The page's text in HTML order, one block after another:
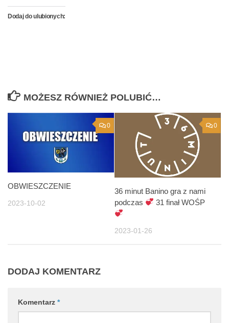
Dodaj do ulubionych:
MOŻESZ RÓWNIEŻ POLUBIĆ…
0
OBWIESZCZENIE
2023-10-02
0
36 minut Banino gra z nami
podczas
31 finał WOŚP
2023-01-26
DODAJ KOMENTARZ
Komentarz *